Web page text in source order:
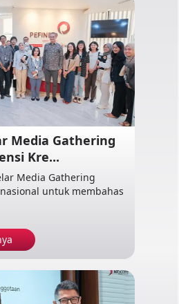
Media Gathering
Kre...
Media Gathering
untuk membahas